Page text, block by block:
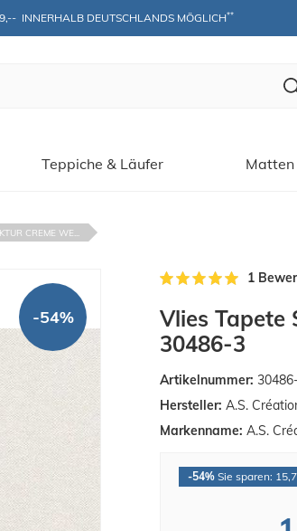
INNERHALB DEUTSCHLANDS MÖGLICH**
Teppiche & Läufer Matten
CREME WE...
-54%
Vlies Tapete
30486-3
Artikelnummer:
Hersteller: A.S.
Markenname: A.S.
-54% Sie sparen:
1